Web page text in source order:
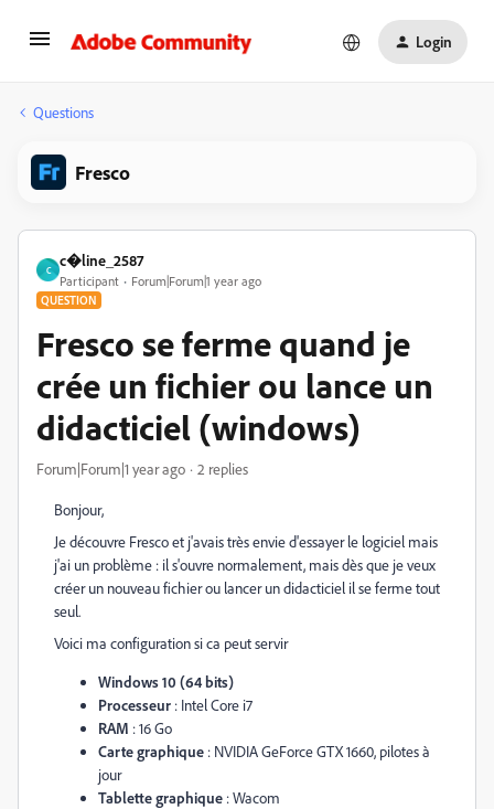
Login
Questions
Fresco
C
c�line_2587
Participant Forum|Forum|1 year ago
QUESTION
Fresco se ferme quand je
crée un fichier ou lance un
didacticiel (windows)
Forum|Forum|1 year ago 2 replies
Bonjour,
Je découvre Fresco et j'avais très envie d'essayer le logiciel mais
j'ai un problème : il s'ouvre normalement, mais dès que je veux
créer un nouveau fichier ou lancer un didacticiel il se ferme tout
seul.
Voici ma configuration si ca peut servir
Windows 10 (64 bits)
Processeur : Intel Core i7
RAM : 16 Go
Carte graphique : NVIDIA GeForce GTX 1660, pilotes à
jour
Tablette graphique : Wacom